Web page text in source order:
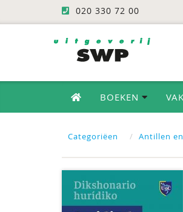
020 330 72 00
BOEKEN
Categoriëen Antillen